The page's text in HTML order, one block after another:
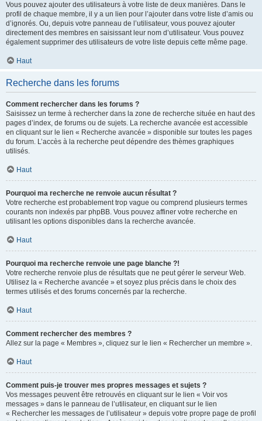
Vous pouvez ajouter des utilisateurs à votre liste de deux manières. Dans le
profil de chaque membre, il y a un lien pour l’ajouter dans votre liste d’amis ou
d’ignorés. Ou, depuis votre panneau de l’utilisateur, vous pouvez ajouter
directement des membres en saisissant leur nom d’utilisateur. Vous pouvez
également supprimer des utilisateurs de votre liste depuis cette même page.
Haut
Recherche dans les forums
Comment rechercher dans les forums ?
Saisissez un terme à rechercher dans la zone de recherche située en haut des
pages d’index, de forums ou de sujets. La recherche avancée est accessible
en cliquant sur le lien « Recherche avancée » disponible sur toutes les pages
du forum. L’accès à la recherche peut dépendre des thèmes graphiques
utilisés.
Haut
Pourquoi ma recherche ne renvoie aucun résultat ?
Votre recherche est probablement trop vague ou comprend plusieurs termes
courants non indexés par phpBB. Vous pouvez affiner votre recherche en
utilisant les options disponibles dans la recherche avancée.
Haut
Pourquoi ma recherche renvoie une page blanche ?!
Votre recherche renvoie plus de résultats que ne peut gérer le serveur Web.
Utilisez la « Recherche avancée » et soyez plus précis dans le choix des
termes utilisés et des forums concernés par la recherche.
Haut
Comment rechercher des membres ?
Allez sur la page « Membres », cliquez sur le lien « Rechercher un membre ».
Haut
Comment puis-je trouver mes propres messages et sujets ?
Vos messages peuvent être retrouvés en cliquant sur le lien « Voir vos
messages » dans le panneau de l’utilisateur, en cliquant sur le lien
« Rechercher les messages de l’utilisateur » depuis votre propre page de profil